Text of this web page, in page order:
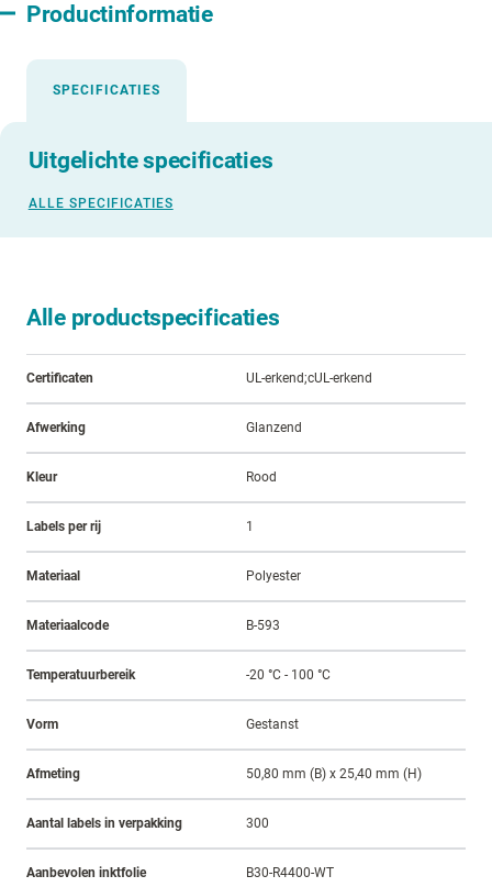
Productinformatie
SPECIFICATIES
Uitgelichte specificaties
ALLE SPECIFICATIES
Alle productspecificaties
Certificaten UL-erkend;cUL-erkend
Afwerking Glanzend
Kleur Rood
Labels per rij 1
Materiaal Polyester
Materiaalcode B-593
Temperatuurbereik -20 °C - 100 °C
Vorm Gestanst
Afmeting 50,80 mm (B) x 25,40 mm (H)
Aantal labels in verpakking 300
Aanbevolen inktfolie B30-R4400-WT